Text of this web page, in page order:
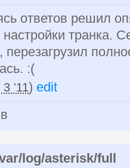
ответов решил
транка.
перезагрузил
:(
3 '11) edit
log/asterisk/full